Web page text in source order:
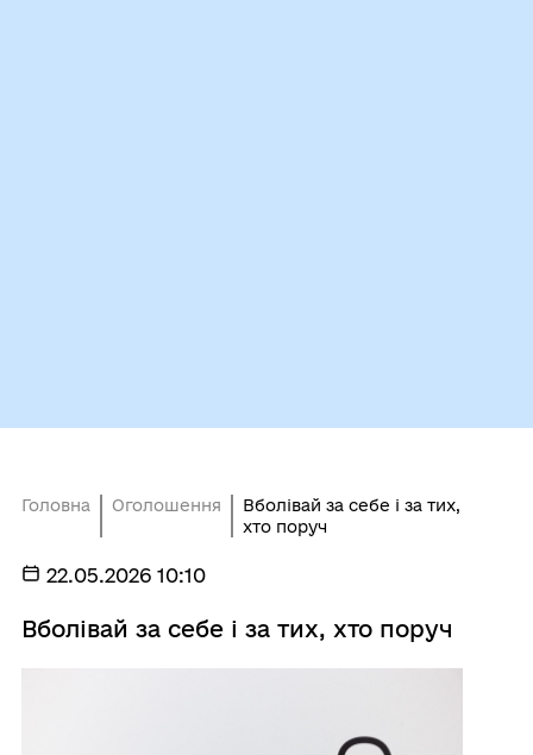
Головна Оголошення
Вболівай за себе і за тих,
хто поруч
22.05.2026 10:10
Вболівай за себе і за тих, хто поруч